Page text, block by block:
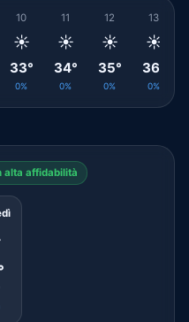
10
☀️
33°
0%
11
☀️
34°
0%
12
☀️
35°
0%
13
☀️
36°
0%
alta affidabilità